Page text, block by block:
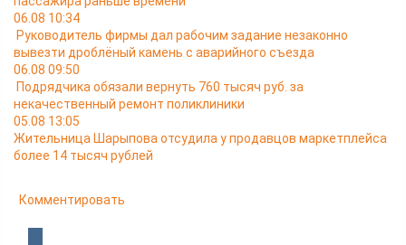
06.08 10:34
Руководитель фирмы дал рабочим задание незаконно
вывезти дроблёный камень с аварийного съезда
06.08 09:50
Подрядчика обязали вернуть 760 тысяч руб. за
некачественный ремонт поликлиники
05.08 13:05
Жительница Шарыпова отсудила у продавцов маркетплейса
более 14 тысяч рублей
Комментировать